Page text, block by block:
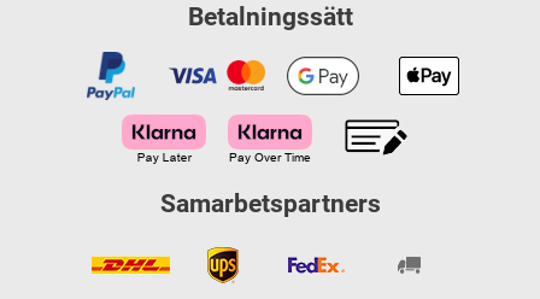
Betalningssätt
Samarbetspartners